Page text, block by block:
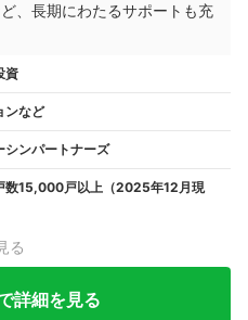
、長期にわたるサポートも充
資
ンなど
シンパートナーズ
数15,000戸以上（2025年12月現
る
詳細を見る